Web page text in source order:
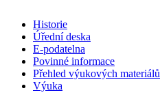
Historie
Úřední deska
E-podatelna
Povinné informace
Přehled výukových materiálů
Výuka